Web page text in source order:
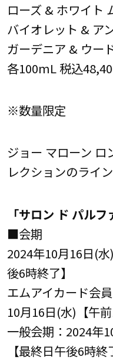
ローズ & ホワイト
バイオレット & ア
ガーデニア & ウー
各100mL 税込
※数量限定
ジョー マローン ロ
レクションのライ
「サロン ド パルフ
■会期
2024年10月16日(
後6時終了】
エムアイカード会
10月16日(水)【午
一般会期：2024年
【最終日午後6時終